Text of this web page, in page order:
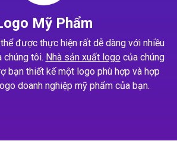
Mỹ Phẩm
được thực hiện rất dễ dàng với nhiều
chúng tôi. Nhà sản xuất logocủa chúng
bạn thiết kế một logo phù hợp và hợp
doanh nghiệp mỹ phẩm của bạn.